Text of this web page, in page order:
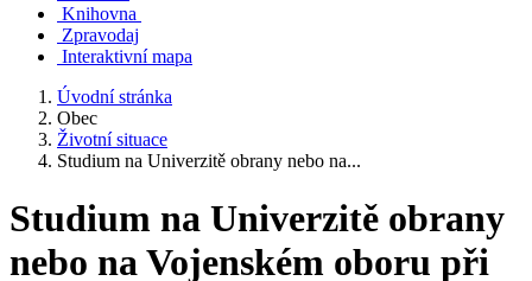
Knihovna
Zpravodaj
Interaktivní mapa
Úvodní stránka
Obec
Životní situace
Studium na Univerzitě obrany nebo na...
Studium na Univerzitě obrany
nebo na Vojenském oboru při